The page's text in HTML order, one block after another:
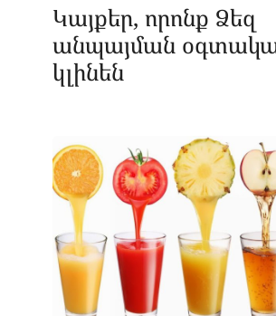
Կայքեր, որոնք Ձեզ
անպայման
կլինեն